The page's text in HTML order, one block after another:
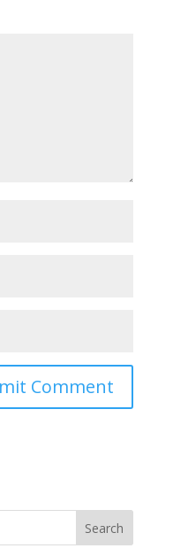
Search